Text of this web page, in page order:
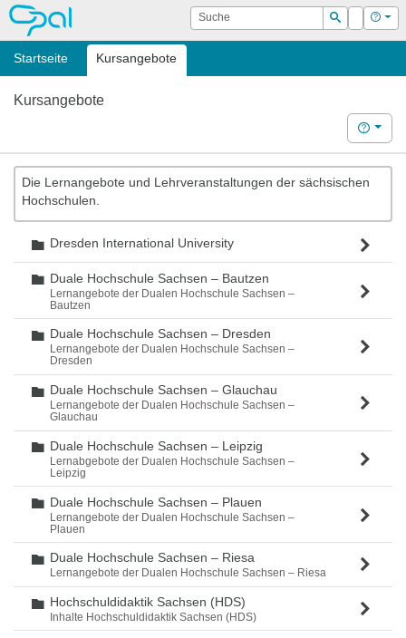
OPAL Suche
Suchen
Login Hilfe
Startseite Kursangebote
Kursangebote
Hilfe
Die Lernangebote und Lehrveranstaltungen der sächsischen
Hochschulen.
Ordner
Dresden International University
Ordner
Duale Hochschule Sachsen – Bautzen
Lernangebote der Dualen Hochschule Sachsen –
Bautzen
Ordner
Duale Hochschule Sachsen – Dresden
Lernangebote der Dualen Hochschule Sachsen –
Dresden
Ordner
Duale Hochschule Sachsen – Glauchau
Lernangebote der Dualen Hochschule Sachsen –
Glauchau
Ordner
Duale Hochschule Sachsen – Leipzig
Lernabgebote der Dualen Hochschule Sachsen –
Leipzig
Ordner
Duale Hochschule Sachsen – Plauen
Lernangebote der Dualen Hochschule Sachsen –
Plauen
Ordner
Duale Hochschule Sachsen – Riesa
Lernangebote der Dualen Hochschule Sachsen – Riesa
Ordner
Hochschuldidaktik Sachsen (HDS)
Inhalte Hochschuldidaktik Sachsen (HDS)